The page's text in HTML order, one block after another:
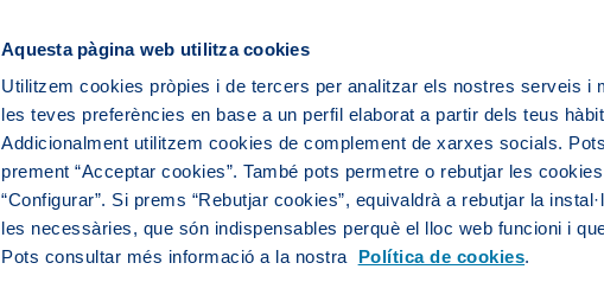
Aquesta pàgina web utilitza cookies
Utilitzem cookies pròpies i de tercers per analitzar els nostres serveis i
les teves preferències en base a un perfil elaborat a partir dels teus
Addicionalment utilitzem cookies de complement de xarxes socials.
prement “Acceptar cookies”. També pots permetre o rebutjar les
“Configurar”. Si prems “Rebutjar cookies”, equivaldrà a rebutjar la
les necessàries, que són indispensables perquè el lloc web funcioni i
Pots consultar més informació a la nostra Política de cookies.
El teu servei d'aigua L’aigua de la
El teu servei d'aigua Reclamacions